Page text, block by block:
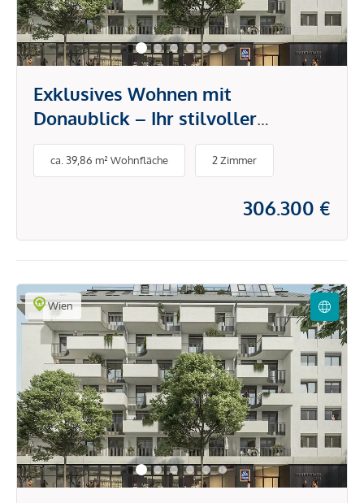
Exklusives Wohnen mit
Donaublick – Ihr stilvoller
Rückzugsort in der Stadt
ca. 39,86 m² Wohnfläche 2 Zimmer
306.300 €
Wien